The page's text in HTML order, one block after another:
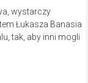
wystarczy
Łukasza Banasia
tak, aby inni mogli